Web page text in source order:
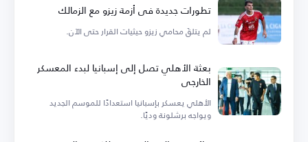
تطورات جديدة في أزمة زيزو مع الزمالك
لم يتلقَ محامي زيزو حيثيات القرار حتى الآن.
بعثة الأهلي تصل إلى إسبانيا لبدء المعسكر
الخارجي
الأهلي يعسكر بإسبانيا استعدادًا للموسم الجديد
ويواجه برشلونة وديًا.